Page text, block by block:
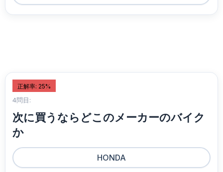
正解率: 25%
4問目:
次に買うならどこのメーカーのバイク
か
HONDA